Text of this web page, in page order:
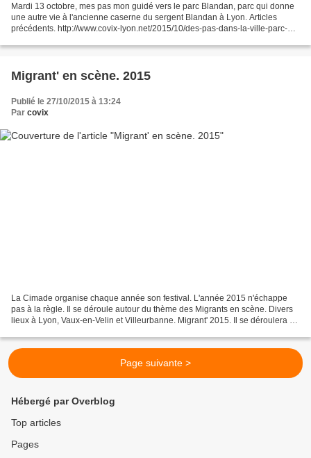
Mardi 13 octobre, mes pas mon guidé vers le parc Blandan, parc qui donne
une autre vie à l'ancienne caserne du sergent Blandan à Lyon. Articles
précédents. http://www.covix-lyon.net/2015/10/des-pas-dans-la-ville-parc-
blandan-2.html...
Migrant' en scène. 2015
Publié le 27/10/2015 à 13:24
Par covix
La Cimade organise chaque année son festival. L'année 2015 n'échappe
pas à la règle. Il se déroule autour du thème des Migrants en scène. Divers
lieux à Lyon, Vaux-en-Velin et Villeurbanne. Migrant' 2015. Il se déroulera du
Page suivante >
Hébergé par Overblog
Top articles
Pages